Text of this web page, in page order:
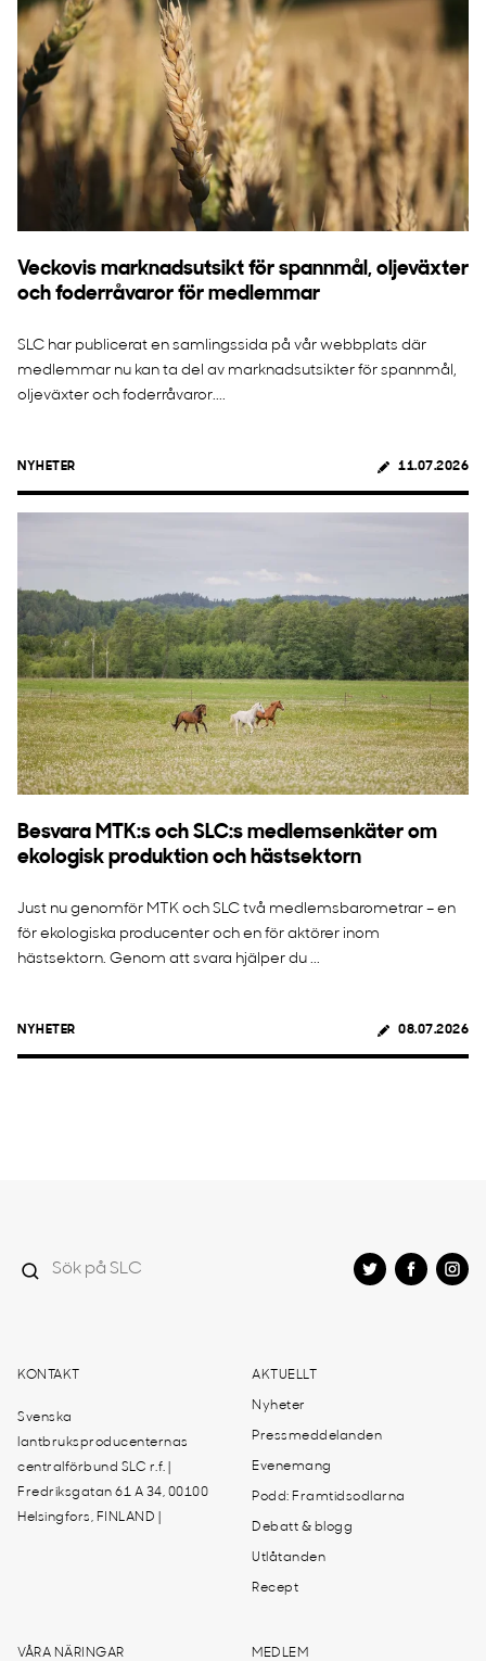
Veckovis marknadsutsikt för spannmål, oljeväxter
och foderråvaror för medlemmar
SLC har publicerat en samlingssida på vår webbplats där
medlemmar nu kan ta del av marknadsutsikter för spannmål,
oljeväxter och foderråvaror....
NYHETER 11.07.2026
Besvara MTK:s och SLC:s medlemsenkäter om
ekologisk produktion och hästsektorn
Just nu genomför MTK och SLC två medlemsbarometrar – en
för ekologiska producenter och en för aktörer inom
hästsektorn. Genom att svara hjälper du ...
NYHETER 08.07.2026
KONTAKT
Svenska
lantbruksproducenternas
centralförbund SLC r.f. |
Fredriksgatan 61 A 34, 00100
Helsingfors, FINLAND |
AKTUELLT
Nyheter
Pressmeddelanden
Evenemang
Podd: Framtidsodlarna
Debatt & blogg
Utlåtanden
Recept
VÅRA NÄRINGAR MEDLEM